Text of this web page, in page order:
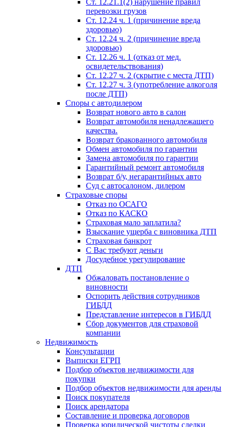
Ст. 12.21.1(2) нарушение правил
перевозки грузов
Ст. 12.24 ч. 1 (причинение вреда
здоровью)
Ст. 12.24 ч. 2 (причинение вреда
здоровью)
Ст. 12.26 ч. 1 (отказ от мед.
освидетельствования)
Ст. 12.27 ч. 2 (скрытие с места ДТП)
Ст. 12.27 ч. 3 (употребление алкоголя
после ДТП)
Споры с автодилером
Возврат нового авто в салон
Возврат автомобиля ненадлежащего
качества.
Возврат бракованного автомобиля
Обмен автомобиля по гарантии
Замена автомобиля по гарантии
Гарантийный ремонт автомобиля
Возврат б/у, негарантийных авто
Суд с автосалоном, дилером
Страховые споры
Отказ по ОСАГО
Отказ по КАСКО
Страховая мало заплатила?
Взыскание ущерба с виновника ДТП
Страховая банкрот
С Вас требуют деньги
Досудебное урегулирование
ДТП
Обжаловать постановление о
виновности
Оспорить действия сотрудников
ГИБДД
Представление интересов в ГИБДД
Сбор документов для страховой
компании
Недвижимость
Консультации
Выписки ЕГРП
Подбор объектов недвижимости для
покупки
Подбор объектов недвижимости для аренды
Поиск покупателя
Поиск арендатора
Составление и проверка договоров
Проверка юридической чистоты сделки